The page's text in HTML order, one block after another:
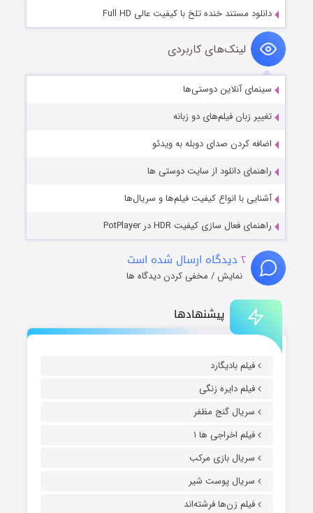
پیشنهادها
فیلم بادیگارد
فیلم دایره زنگی
سریال گنج مظفر
فیلم اخراجی ها ۱
سریال بازی مرکب
سریال پوست شیر
فیلم زن‌ها فرشته‌اند
دانلود مستند خنده تلخ با کیفیت عالی Full HD
لینک‌های کاربردی
سینمای آنلاین دوستی‌ها
تغییر زبان فیلم‌های دو زبانه
اضافه کردن صدای دوبله به ویدئو
راهنمای دانلود از سایت دوستی ها
آشنایی با انواع کیفیت فیلم‌ها و سریال‌ها
راهنمای فعال سازی کیفیت HDR در PotPlayer
۲ دیدگاه ارسال شده است
نمایش / مخفی کردن دیدگاه ها